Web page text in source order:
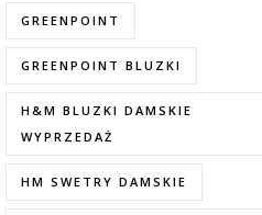
GREENPOINT
GREENPOINT BLUZKI
H&M BLUZKI DAMSKIE
WYPRZEDAŻ
HM SWETRY DAMSKIE